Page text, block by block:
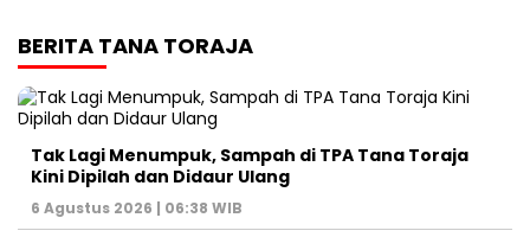
BERITA TANA TORAJA
Tak Lagi Menumpuk, Sampah di TPA Tana Toraja
Kini Dipilah dan Didaur Ulang
6 Agustus 2026 | 06:38 WIB